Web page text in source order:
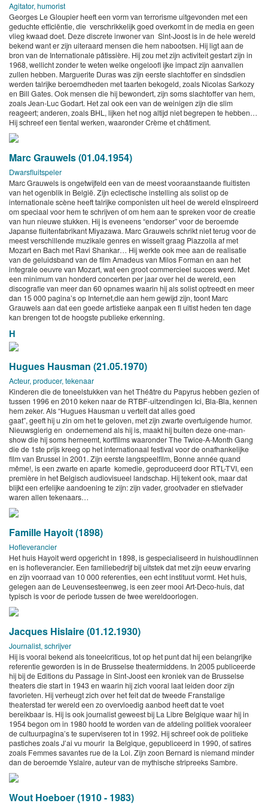
Agitator, humorist
Georges Le Gloupier heeft een vorm van terrorisme uitgevonden met een
geduchte efficiëntie, die verschrikkelijk goed overkomt in de media en geen
vlieg kwaad doet. Deze discrete inwoner van Sint-Joost is in de hele wereld
bekend want er zijn uiteraard mensen die hem nabootsen. Hij ligt aan de
bron van de Internationale pâtissière. Hij zou met zijn activiteit gestart zijn in
1968, wellicht zonder te weten welke ongeloofl ijke impact zijn aanvallen
zullen hebben. Marguerite Duras was zijn eerste slachtoffer en sindsdien
werden talrijke beroemdheden met taarten bekogeld, zoals Nicolas Sarkozy
en Bill Gates. Ook mensen die hij bewondert, zijn soms slachtoffer van hem,
zoals Jean-Luc Godart. Het zal ook een van de weinigen zijn die slim
reageert; anderen, zoals BHL, lijken het nog altijd niet begrepen te hebben…
Hij schreef een tiental werken, waaronder Crème et châtiment.
Marc Grauwels (01.04.1954)
Dwarsfluitspeler
Marc Grauwels is ongetwijfeld een van de meest vooraanstaande fluitisten
van het ogenblik in België. Zijn eclectische instelling als solist op de
internationale scène heeft talrijke componisten uit heel de wereld eïnspireerd
om speciaal voor hem te schrijven of om hem aan te spreken voor de creatie
van hun nieuwe stukken. Hij is eveneens “endorser” voor de beroemde
Japanse fluitenfabrikant Miyazawa. Marc Grauwels schrikt niet terug voor de
meest verschillende muzikale genres en wisselt graag Piazzolla af met
Mozart en Bach met Ravi Shankar… Hij werkte ook mee aan de realisatie
van de geluidsband van de film Amadeus van Milos Forman en aan het
integrale oeuvre van Mozart, wat een groot commercieel succes werd. Met
een minimum van honderd concerten per jaar over hel de wereld, een
discografie van meer dan 60 opnames waarin hij als solist optreedt en meer
dan 15 000 pagina’s op Internet,die aan hem gewijd zijn, toont Marc
Grauwels aan dat een goede artistieke aanpak een fl uitist heden ten dage
kan brengen tot de hoogste publieke erkenning.
H
Hugues Hausman (21.05.1970)
Acteur, producer, tekenaar
Kinderen die de toneelstukken van het Théâtre du Papyrus hebben gezien of
tussen 1996 en 2010 keken naar de RTBF-uitzendingen Ici, Bla-Bla, kennen
hem zeker. Als “Hugues Hausman u vertelt dat alles goed
gaat”, geeft hij u zin om het te geloven, met zijn zwarte overtuigende humor.
Nieuwsgierig en ondernemend als hij is, maakt hij buiten deze one-man-
show die hij soms herneemt, kortfilms waaronder The Twice-A-Month Gang
die de 1ste prijs kreeg op het internationaal festival voor de onafhankelijke
film van Brussel in 2001. Zijn eerste langspeelfilm, Bonne année quand
même!, is een zwarte en aparte komedie, geproduceerd door RTL-TVI, een
première in het Belgisch audiovisueel landschap. Hij tekent ook, maar dat
blijkt een erfelijke aandoening te zijn: zijn vader, grootvader en stiefvader
waren allen tekenaars…
Famille Hayoit (1898)
Hofleverancier
Het huis Hayoit werd opgericht in 1898, is gespecialiseerd in huishoudlinnen
en is hofleverancier. Een familiebedrijf bij uitstek dat met zijn eeuw ervaring
en zijn voorraad van 10 000 referenties, een echt instituut vormt. Het huis,
gelegen aan de Leuvensesteenweg, is een zeer mooi Art-Deco-huis, dat
typisch is voor de periode tussen de twee wereldoorlogen.
Jacques Hislaire (01.12.1930)
Journalist, schrijver
Hij is vooral bekend als toneelcriticus, tot op het punt dat hij een belangrijke
referentie geworden is in de Brusselse theatermiddens. In 2005 publiceerde
hij bij de Editions du Passage in Sint-Joost een kroniek van de Brusselse
theaters die start in 1943 en waarin hij zich vooral laat leiden door zijn
favorieten. Hij verheugt zich over het feit dat de tweede Franstalige
theaterstad ter wereld een zo overvloedig aanbod heeft dat te voet
bereikbaar is. Hij is ook journalist geweest bij La Libre Belgique waar hij in
1954 begon om in 1980 hoofd te worden van de afdeling politiek vooraleer
de cultuurpagina’s te superviseren tot in 1992. Hij schreef ook de politieke
pastiches zoals J’ai vu mourir la Belgique, gepubliceerd in 1990, of satires
zoals Femmes savantes rue de la Loi. Zijn zoon Bernard is niemand minder
dan de beroemde Yslaire, auteur van de mythische stripreeks Sambre.
Wout Hoeboer (1910 - 1983)